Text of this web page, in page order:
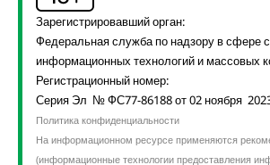
Зарегистрировавший орган:
Федеральная служба по надзору в сфере
информационных технологий и массовых
Регистрационный номер:
Серия Эл № ФС77-86188 от 02 ноября
Политика конфиденциальности
На информационном ресурсе применяются
(информационные технологии предоставления